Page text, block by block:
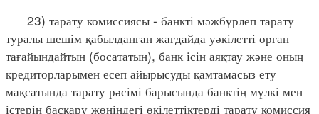
23) тарату комиссиясы - банкті мәжбүрлеп тарату
туралы шешім қабылданған жағдайда уәкілетті орган
тағайындайтын (босататын), банк ісін аяқтау және оның
кредиторларымен есеп айырысуды қамтамасыз ету
мақсатында тарату рәсімі барысында банктің мүлкі мен
істерін басқару жөніндегі өкілеттіктерді тарату комиссия